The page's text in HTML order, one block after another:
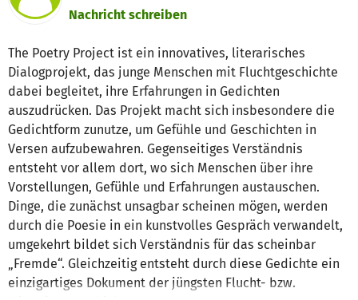
Nachricht schreiben
The Poetry Project ist ein innovatives, literarisches
Dialogprojekt, das junge Menschen mit Fluchtgeschichte
dabei begleitet, ihre Erfahrungen in Gedichten
auszudrücken. Das Projekt macht sich insbesondere die
Gedichtform zunutze, um Gefühle und Geschichten in
Versen aufzubewahren. Gegenseitiges Verständnis
entsteht vor allem dort, wo sich Menschen über ihre
Vorstellungen, Gefühle und Erfahrungen austauschen.
Dinge, die zunächst unsagbar scheinen mögen, werden
durch die Poesie in ein kunstvolles Gespräch verwandelt,
umgekehrt bildet sich Verständnis für das scheinbar
„Fremde“. Gleichzeitig entsteht durch diese Gedichte ein
einzigartiges Dokument der jüngsten Flucht- bzw.